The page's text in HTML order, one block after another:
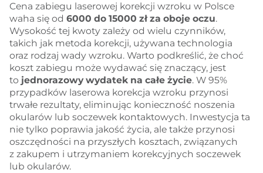
Cena zabiegu laserowej korekcji wzroku w Polsce
waha się od 6000 do 15000 złza oboje oczu.
Wysokość tej kwoty zależy od wielu czynników,
takich jak metoda korekcji, używana technologia
oraz rodzaj wady wzroku. Warto podkreślić, że choć
koszt zabiegu może wydawać się znaczący, jest
to jednorazowy wydatek na całe życie. W 95%
przypadków laserowa korekcja wzroku przynosi
trwałe rezultaty, eliminując konieczność noszenia
okularów lub soczewek kontaktowych. Inwestycja ta
nie tylko poprawia jakość życia, ale także przynosi
oszczędności na przyszłych kosztach, związanych
z zakupem i utrzymaniem korekcyjnych soczewek
lub okularów.